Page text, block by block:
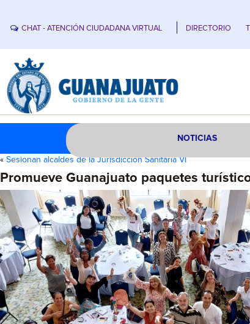
CHAT - ATENCIÓN CIUDADANA VIRTUAL DIRECTORIO
NOTICIAS
« Sesionan alcaldes de la Jurisdicción Sanitaria VI
Promueve Guanajuato paquetes